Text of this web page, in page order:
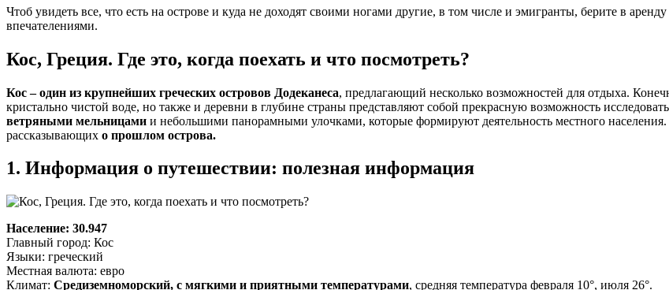
Чтоб увидеть все, что есть на острове и куда не доходят своими ногами другие, в том числе и эмигранты, берите в
впечателениями.
Кос, Греция. Где это, когда поехать и что посмотреть?
Кос – один из крупнейших греческих островов Додеканеса, предлагающий несколько возможностей для отдыха.
кристально чистой воде, но также и деревни в глубине страны представляют собой прекрасную возможность
ветряными мельницами и небольшими панорамными улочками, которые формируют деятельность местного
рассказывающих о прошлом острова.
1. Информация о путешествии: полезная информация
Население: 30.947
Главный город: Кос
Языки: греческий
Местная валюта: евро
Климат: Средиземноморский, с мягкими и приятными температурами, средняя температура февраля 10°, июля 26°.